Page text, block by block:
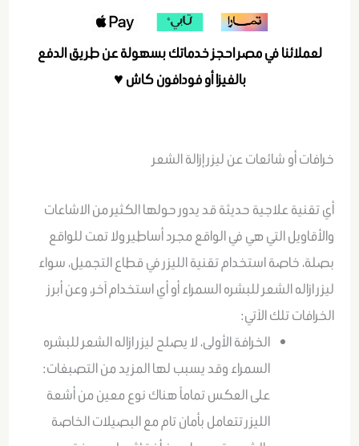
لعملائنا في مصر احجز خدماتك بسهولة عن طريق الدفع
بالفيزا أو فودافون كاش ♥
خرافات أو شائعات عن ليزر إزالة الشعر
أي تقنية علاجية حديثة قد يدور حولها الكثير من الاشاعات
والأقاويل التي هي في الواقع مجرد أساطير ولا تمت للواقع
بصلة، خاصة استخدام تقنية الليزر في قطاع التجميل، سواء
ليزر ازاله الشعر للبشره السمراء أو أي استخدام آخر، وعن أبرز
الخرافات تلك الآتي:
الخرافة الأولى، لا يصلح ليزر ازاله الشعر للبشره
السمراء وقد يسبب لها المزيد من التصبغات:
على العكس تماماً هناك نوع معين من أشعة
الليزر تتعامل بأمان تام مع البصيلات الخاصة